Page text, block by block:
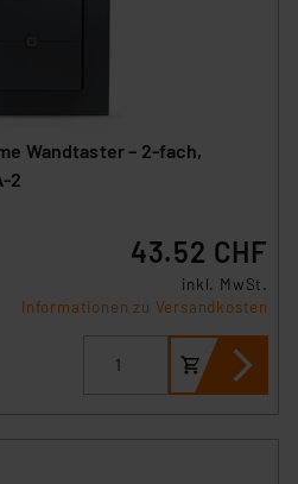
Wandtaster – 2-fach,
2
43.52 CHF
inkl. MwSt.
Informationen zu Versandkosten